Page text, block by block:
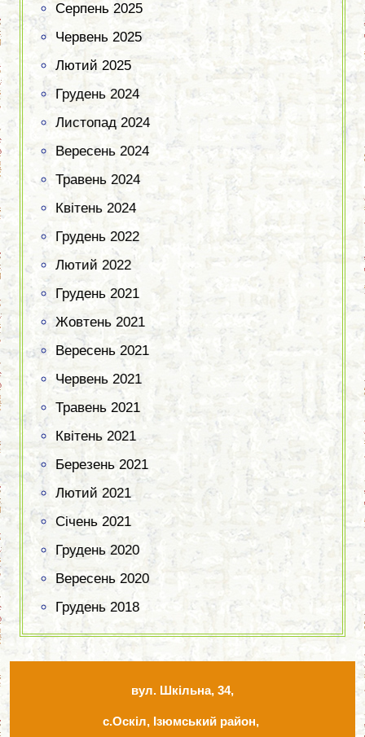
Серпень 2025
Червень 2025
Лютий 2025
Грудень 2024
Листопад 2024
Вересень 2024
Травень 2024
Квітень 2024
Грудень 2022
Лютий 2022
Грудень 2021
Жовтень 2021
Вересень 2021
Червень 2021
Травень 2021
Квітень 2021
Березень 2021
Лютий 2021
Січень 2021
Грудень 2020
Вересень 2020
Грудень 2018
вул. Шкільна, 34,
с.Оскіл, Ізюмський район,